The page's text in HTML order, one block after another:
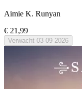
Aimie K. Runyan
€ 21,99
Verwacht 03-09-2026